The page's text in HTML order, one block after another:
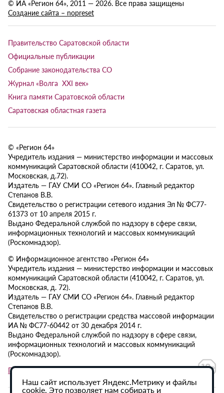
© ИА «Регион 64», 2011 — 2026. Все права защищены
Создание сайта – nopreset
Правительство Саратовской области
Официальные публикации
Собрание законодательства СО
Журнал «Волга XXI век»
Книга памяти Саратовской области
Саратовская областная газета
© «Регион 64»
Учредитель издания — министерство информации и массовых
коммуникаций Саратовской области (410042, г. Саратов, ул.
Московская, д.72).
Издатель — ГАУ СМИ СО «Регион 64». Главный редактор
Степанов В.В.
Свидетельство о регистрации сетевого издания Эл № ФС77-
61373 от 10 апреля 2015 г.
Выдано Федеральной службой по надзору в сфере связи,
информационных технологий и массовых коммуникаций
(Роскомнадзор).
© Информационное агентство «Регион 64»
Учредитель издания — министерство информации и массовых
коммуникаций Саратовской области (410042, г. Саратов, ул.
Московская, д. 72).
Издатель — ГАУ СМИ СО «Регион 64». Главный редактор
Степанов В.В.
Свидетельство о регистрации средства массовой информации
ИА № ФС77-60442 от 30 декабря 2014 г.
Выдано Федеральной службой по надзору в сфере связи,
информационных технологий и массовых коммуникаций
(Роскомнадзор).
Политика в отношении обработки персональных данных
Наш сайт использует Яндекс.Метрику и файлы
cookie. Это позволяет нам собирать и